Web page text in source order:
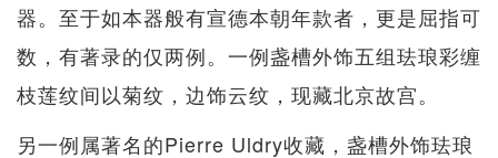
器。至于如本器般有宣德本朝年款者，更是屈指可
数，有著录的仅两例。一例盏槽外饰五组珐琅彩缠
枝莲纹间以菊纹，边饰云纹，现藏北京故宫。
另一例属著名的Pierre Uldry收藏，盏槽外饰珐琅